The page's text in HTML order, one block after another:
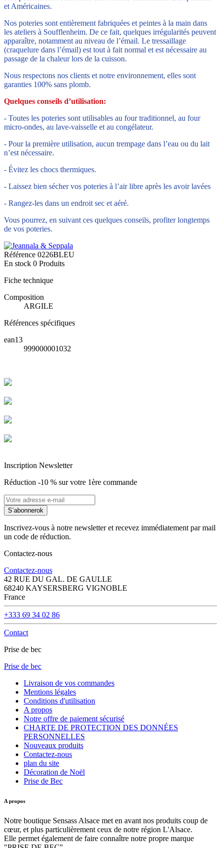
et Américaines.
Nos poteries sont entièrement fabriquées et peintes à la main dans
les ateliers à Soufflenheim. De ce fait, quelques irrégularités peuvent
apparaître, notamment au niveau de l’émail. Le tressaillage
(craquelure dans l’émail) est tout à fait normal et est nécessaire au
passage de la chaleur lors de la cuisson.
Nous respectons nos clients et notre environnement, elles sont
garanties 100% sans plomb.
Quelques conseils d’utilisation:
- Toutes les poteries sont utilisables au four traditionnel, au four
micro-ondes, au lave-vaisselle et au congélateur.
- Pour la première utilisation, aucun trempage dans l’eau ou du lait
n’est nécessaire.
- Évitez les chocs thermiques.
- Laissez bien sécher vos poteries à l’air libre après les avoir lavées
- Rangez-les dans un endroit sec et aéré.
Vous pourrez, en suivant ces quelques conseils, profiter longtemps
de vos poteries.
Référence 0226BLEU
En stock 0 Produits
Fiche technique
Composition
ARGILE
Références spécifiques
ean13
999000001032
Inscription Newsletter
Réduction -10 % sur votre 1ère commande
S’abonnerok
Inscrivez-vous à notre newsletter et recevez immédiatement par mail
un code de réduction.
Contactez-nous
Contactez-nous
42 RUE DU GAL. DE GAULLE
68240 KAYSERSBERG VIGNOBLE
France
+333 69 34 02 86
Contact
Prise de bec
Prise de bec
Livraison de vos commandes
Mentions légales
Conditions d'utilisation
A propos
Notre offre de paiement sécurisé
CHARTE DE PROTECTION DES DONNÉES
PERSONNELLES
Nouveaux produits
Contactez-nous
plan du site
Décoration de Noël
Prise de Bec
A propos
Notre boutique Sensass Alsace met en avant nos produits coup de
cœur, et plus particulièrement ceux de notre région L'Alsace.
Elle permet également de faire connaître notre propre marque